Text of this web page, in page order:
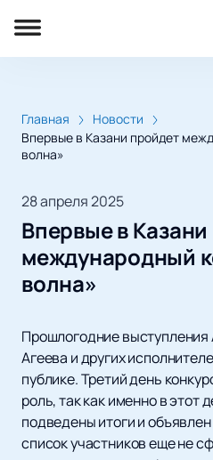
Главная
Новости
Впервые в Казани пройдет
волна»
28 апреля 2025
Впервые в
международный
волна»
Прошлогодние выступления
Агеева и других
публике. Третий день
роль, так как именно в этот
подведены итоги и
список участников еще не